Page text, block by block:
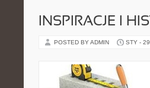
INSPIRACJE I
POSTED BY ADMIN STY -